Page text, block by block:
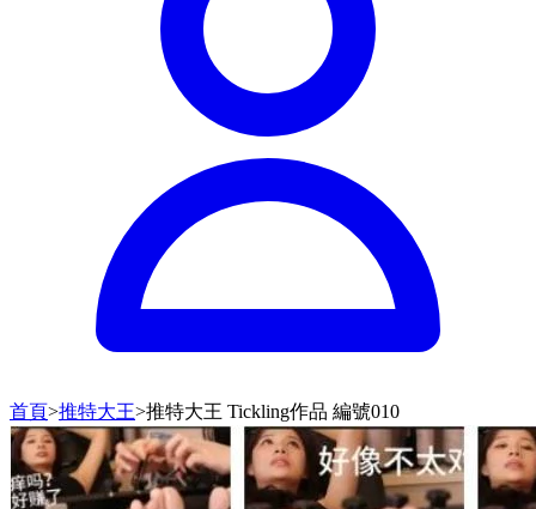
首頁>推特大王>推特大王 Tickling作品 編號010